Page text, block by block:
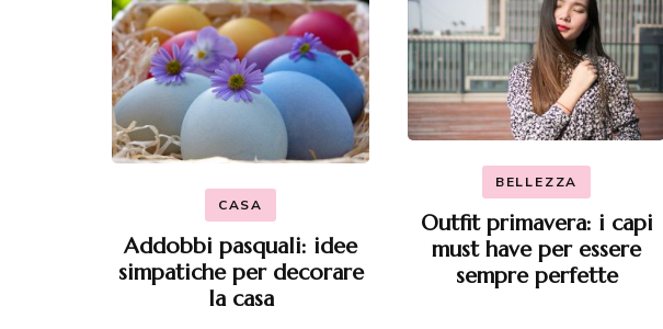
CASA
Addobbi pasquali: idee
simpatiche per decorare
la casa
BELLEZZA
Outfit primavera: i capi
must have per essere
sempre perfette